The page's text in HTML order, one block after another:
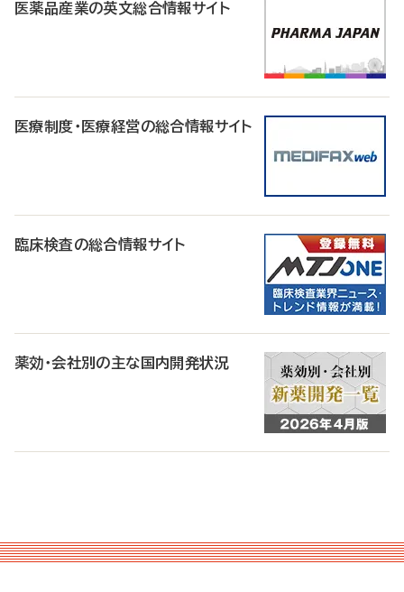
医薬品産業の英文総合情報サイト
医療制度・医療経営の総合情報サイト
臨床検査の総合情報サイト
薬効・会社別の主な国内開発状況